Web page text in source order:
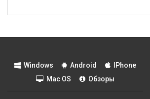
Windows Android
IPhone
Mac OS
Обзоры